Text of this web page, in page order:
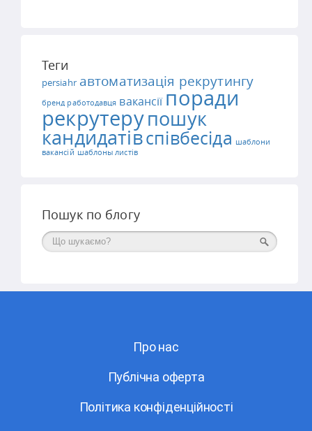
Теги
persiahr автоматизація рекрутингу
бренд работодавця вакансії поради
рекрутерупошук
кандидатівспівбесіда шаблони
вакансій шаблоны листів
Пошук по блогу
Поиск
Про нас
Публічна оферта
Політика конфіденційності